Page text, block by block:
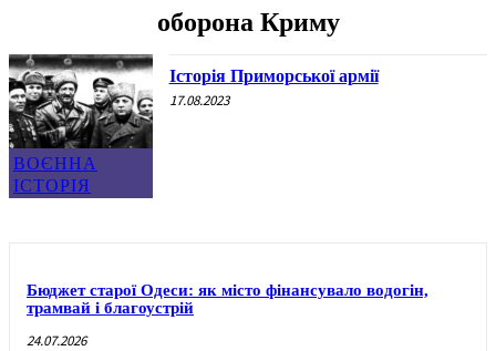
оборона Криму
ВОЄННА
ІСТОРІЯ
Історія Приморської армії
17.08.2023
Бюджет старої Одеси: як місто фінансувало водогін,
трамвай і благоустрій
24.07.2026